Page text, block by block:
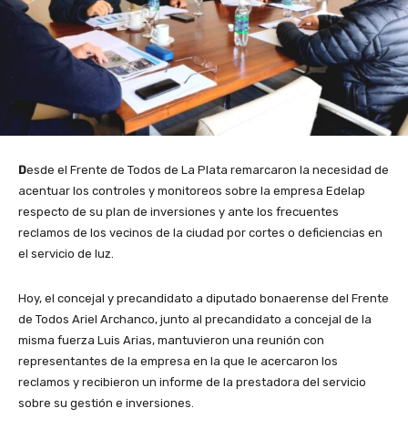
Desde el Frente de Todos de La Plata remarcaron la necesidad de
acentuar los controles y monitoreos sobre la empresa Edelap
respecto de su plan de inversiones y ante los frecuentes
reclamos de los vecinos de la ciudad por cortes o deficiencias en
el servicio de luz.
Hoy, el concejal y precandidato a diputado bonaerense del Frente
de Todos Ariel Archanco, junto al precandidato a concejal de la
misma fuerza Luis Arias, mantuvieron una reunión con
representantes de la empresa en la que le acercaron los
reclamos y recibieron un informe de la prestadora del servicio
sobre su gestión e inversiones.